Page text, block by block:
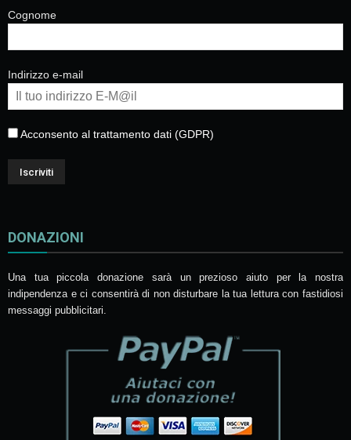
Cognome
Indirizzo e-mail
Acconsento al trattamento dati (GDPR)
DONAZIONI
Una tua piccola donazione sarà un prezioso aiuto per la nostra
indipendenza e ci consentirà di non disturbare la tua lettura con fastidiosi
messaggi pubblicitari.